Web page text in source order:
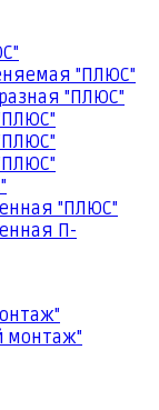
"ПЛЮС"
"ПЛЮС"
"ПЛЮС"
П-
монтаж"